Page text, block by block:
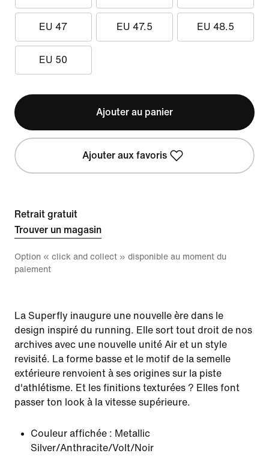
EU 47 EU 47.5 EU 48.5
EU 50
Ajouter au panier
Ajouter aux favoris
Retrait gratuit
Trouver un magasin
Option « click and collect » disponible au moment du
paiement
La Superfly inaugure une nouvelle ère dans le
design inspiré du running. Elle sort tout droit de nos
archives avec une nouvelle unité Air et un style
revisité. La forme basse et le motif de la semelle
extérieure renvoient à ses origines sur la piste
d'athlétisme. Et les finitions texturées ? Elles font
passer ton look à la vitesse supérieure.
Couleur affichée : Metallic
Silver/Anthracite/Volt/Noir